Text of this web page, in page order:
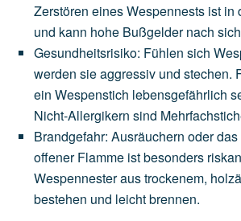
Zerstören einesWespennests ist in
und kann hohe Bußgelder nach sich
Gesundheitsrisiko: Fühlen sich
werden sieaggressiv und stechen.
ein Wespenstich lebensgefährlich
Nicht-Allergikern sind
Brandgefahr: Ausräuchern oderdas
offener Flamme istbesonders
Wespennesteraustrockenem,
bestehen und leichtbrennen.